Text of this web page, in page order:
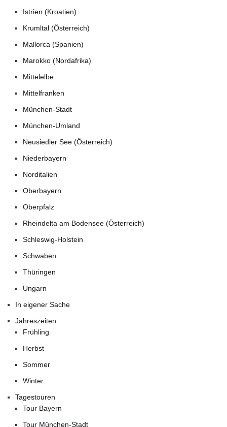
Istrien (Kroatien)
Krumltal (Österreich)
Mallorca (Spanien)
Marokko (Nordafrika)
Mittelelbe
Mittelfranken
München-Stadt
München-Umland
Neusiedler See (Österreich)
Niederbayern
Norditalien
Oberbayern
Oberpfalz
Rheindelta am Bodensee (Österreich)
Schleswig-Holstein
Schwaben
Thüringen
Ungarn
In eigener Sache
Jahreszeiten
Frühling
Herbst
Sommer
Winter
Tagestouren
Tour Bayern
Tour München-Stadt